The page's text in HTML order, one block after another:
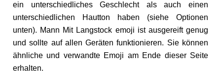
ein unterschiedliches Geschlecht als auch einen
unterschiedlichen Hautton haben (siehe Optionen
unten). Mann Mit Langstock emoji ist ausgereift genug
und sollte auf allen Geräten funktionieren. Sie können
ähnliche und verwandte Emoji am Ende dieser Seite
erhalten.